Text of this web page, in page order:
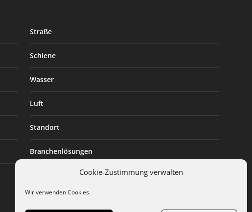
Cookie-Zustimmung verwalten
Wir verwenden Cookies.
Straße
Schiene
Wasser
Luft
Standort
Branchenlösungen